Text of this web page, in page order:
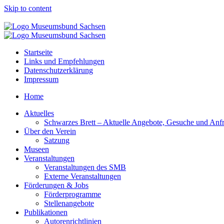
Skip to content
Startseite
Links und Empfehlungen
Datenschutzerklärung
Impressum
Home
Aktuelles
Schwarzes Brett – Aktuelle Angebote, Gesuche und
Über den Verein
Satzung
Museen
Veranstaltungen
Veranstaltungen des SMB
Externe Veranstaltungen
Förderungen & Jobs
Förderprogramme
Stellenangebote
Publikationen
Autorenrichtlinien